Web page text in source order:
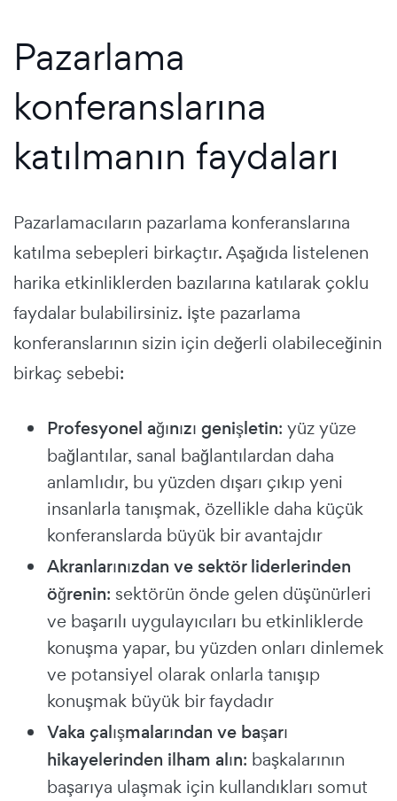
Pazarlama
konferanslarına
katılmanın faydaları
Pazarlamacıların pazarlama konferanslarına
katılma sebepleri birkaçtır. Aşağıda listelenen
harika etkinliklerden bazılarına katılarak çoklu
faydalar bulabilirsiniz. İşte pazarlama
konferanslarının sizin için değerli olabileceğinin
birkaç sebebi:
Profesyonel ağınızı genişletin: yüz yüze
bağlantılar, sanal bağlantılardan daha
anlamlıdır, bu yüzden dışarı çıkıp yeni
insanlarla tanışmak, özellikle daha küçük
konferanslarda büyük bir avantajdır
Akranlarınızdan ve sektör liderlerinden
öğrenin: sektörün önde gelen düşünürleri
ve başarılı uygulayıcıları bu etkinliklerde
konuşma yapar, bu yüzden onları dinlemek
ve potansiyel olarak onlarla tanışıp
konuşmak büyük bir faydadır
Vaka çalışmalarından ve başarı
hikayelerinden ilham alın: başkalarının
başarıya ulaşmak için kullandıkları somut